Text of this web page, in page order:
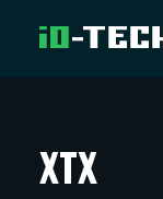
ARTIKKELIT
XTX